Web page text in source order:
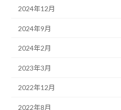
2024年12月
2024年9月
2024年2月
2023年3月
2022年12月
2022年8月